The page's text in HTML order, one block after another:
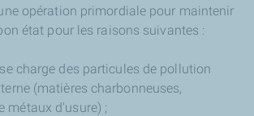
opération primordiale pour maintenir
état pour les raisons suivantes :
charge des particules de pollution
(matières charbonneuses,
métaux d'usure) ;